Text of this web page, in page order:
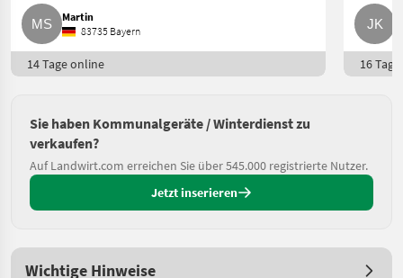
Martin
83735 Bayern
14 Tage online 16
Sie haben Kommunalgeräte / Winterdienst zu
verkaufen?
Auf Landwirt.com erreichen Sie über 545.000 registrierte Nutzer.
Jetzt inserieren
Wichtige Hinweise